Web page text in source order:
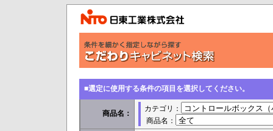
■選定に使用する条件の項目を選択してください。
商品名：
カテゴリ：
商品名：